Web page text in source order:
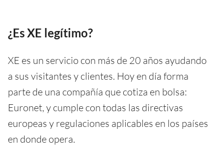
¿Es XE legítimo?
XE es un servicio con más de 20 años ayudando
a sus visitantes y clientes. Hoy en día forma
parte de una compañía que cotiza en bolsa:
Euronet, y cumple con todas las directivas
europeas y regulaciones aplicables en los países
en donde opera.